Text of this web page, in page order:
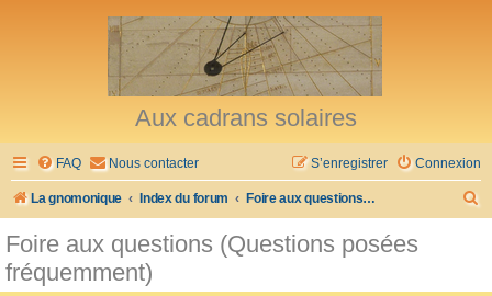
Aux cadrans solaires
FAQ Nous contacter Connexion
S’enregistrer
La gnomonique Index du forum Foire aux questions (Questions posées fréquemment)
Foire aux questions (Questions posées
fréquemment)